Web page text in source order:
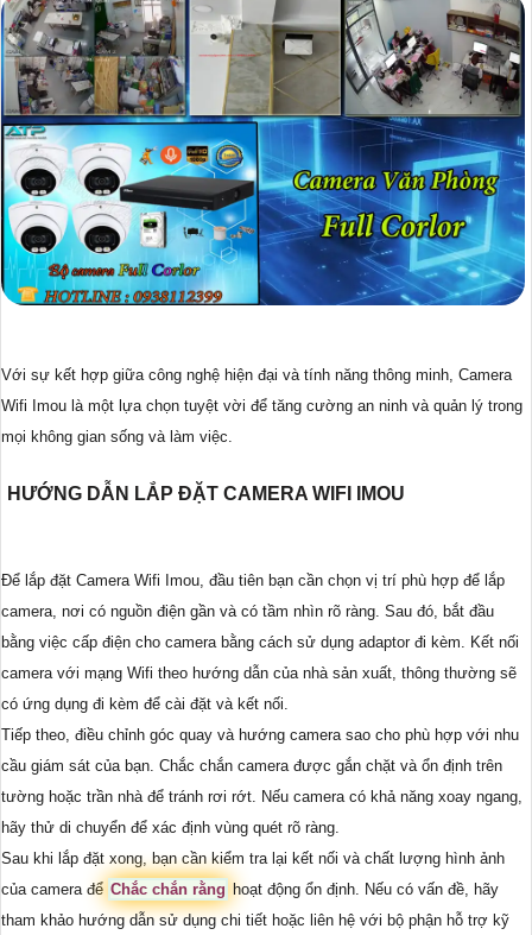
Với sự kết hợp giữa công nghệ hiện đại và tính năng thông minh, Camera
Wifi Imou là một lựa chọn tuyệt vời để tăng cường an ninh và quản lý trong
mọi không gian sống và làm việc.
HƯỚNG DẪN LẮP ĐẶT CAMERA WIFI IMOU
Để lắp đặt Camera Wifi Imou, đầu tiên bạn cần chọn vị trí phù hợp để lắp
camera, nơi có nguồn điện gần và có tầm nhìn rõ ràng. Sau đó, bắt đầu
bằng việc cấp điện cho camera bằng cách sử dụng adaptor đi kèm. Kết nối
camera với mạng Wifi theo hướng dẫn của nhà sản xuất, thông thường sẽ
có ứng dụng đi kèm để cài đặt và kết nối.
Tiếp theo, điều chỉnh góc quay và hướng camera sao cho phù hợp với nhu
cầu giám sát của bạn. Chắc chắn camera được gắn chặt và ổn định trên
tường hoặc trần nhà để tránh rơi rớt. Nếu camera có khả năng xoay ngang,
hãy thử di chuyển để xác định vùng quét rõ ràng.
Sau khi lắp đặt xong, bạn cần kiểm tra lại kết nối và chất lượng hình ảnh
của camera để Chắc chắn rằng hoạt động ổn định. Nếu có vấn đề, hãy
tham khảo hướng dẫn sử dụng chi tiết hoặc liên hệ với bộ phận hỗ trợ kỹ